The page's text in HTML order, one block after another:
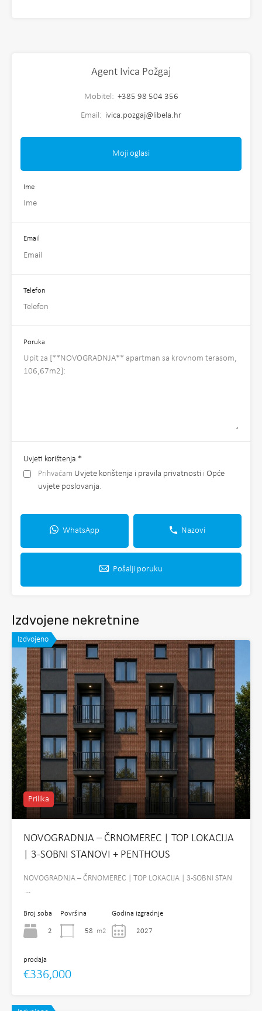
Agent Ivica Požgaj
Mobitel: +385 98 504 356
Email: ivica.pozgaj@libela.hr
Moji oglasi
Ime
Email
Telefon
Poruka
Uvjeti korištenja *
Prihvaćam Uvjete korištenja i pravila privatnosti i Opće
uvjete poslovanja.
WhatsApp Nazovi
Pošalji poruku
Izdvojene nekretnine
Izdvojeno
Prilika
NOVOGRADNJA – ČRNOMEREC | TOP LOKACIJA
| 3-SOBNI STANOVI + PENTHOUS
NOVOGRADNJA – ČRNOMEREC | TOP LOKACIJA | 3-SOBNI STAN
…
Broj soba
2
Površina
58 m2
Godina izgradnje
2027
prodaja
€336,000